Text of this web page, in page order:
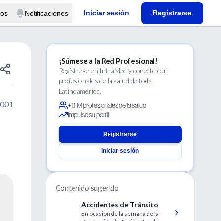
Notificaciones Iniciar sesión Registrarse
¡Súmese a la Red Profesional!
Regístrese en IntraMed y conecte con
profesionales de la salud de toda
Latinoamérica.
+1.1 M profesionales de la salud
Impulse su perfil
Registrarse
Iniciar sesión
Contenido sugerido
Accidentes de Tránsito
En ocasión de la semana de la